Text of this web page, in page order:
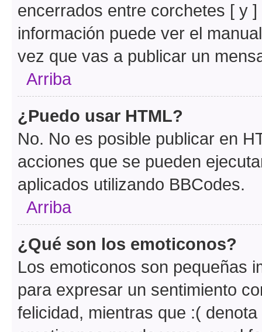
encerrados entre corchetes [ y
información puede ver el
vez que vas a publicar un
Arriba
¿Puedo usar HTML?
No. No es posible publicar en
acciones que se pueden
aplicados utilizando BBCodes.
Arriba
¿Qué son los emoticonos?
Los emoticonos son pequeñas
para expresar un sentimiento
felicidad, mientras que :(